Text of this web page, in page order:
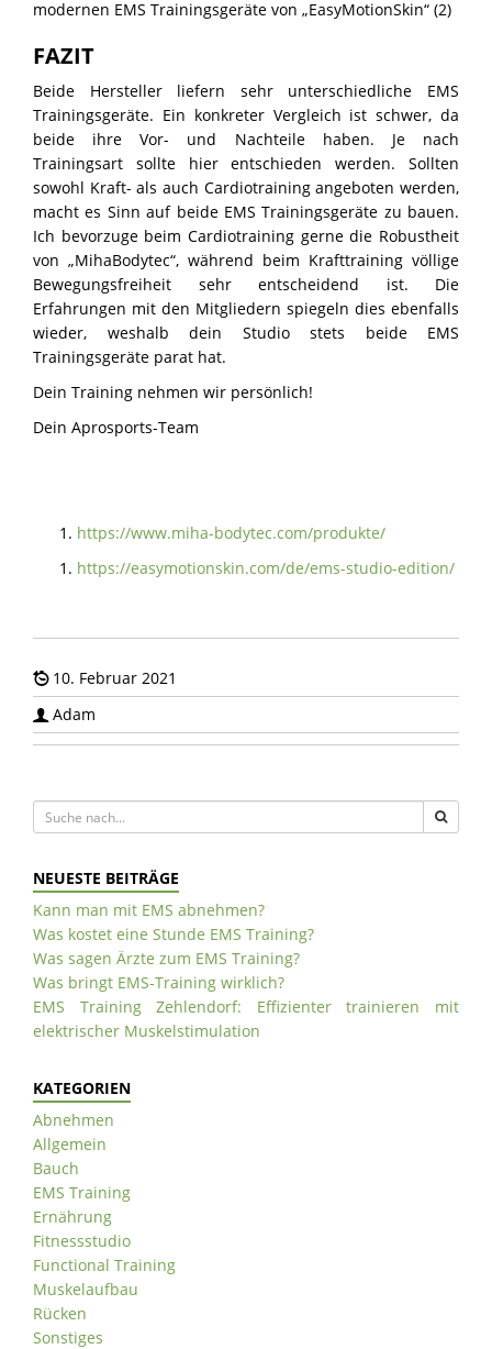
modernen EMS Trainingsgeräte von „EasyMotionSkin“ (2)
FAZIT
Beide Hersteller liefern sehr unterschiedliche EMS
Trainingsgeräte. Ein konkreter Vergleich ist schwer, da
beide ihre Vor- und Nachteile haben. Je nach
Trainingsart sollte hier entschieden werden. Sollten
sowohl Kraft- als auch Cardiotraining angeboten werden,
macht es Sinn auf beide EMS Trainingsgeräte zu bauen.
Ich bevorzuge beim Cardiotraining gerne die Robustheit
von „MihaBodytec“, während beim Krafttraining völlige
Bewegungsfreiheit sehr entscheidend ist. Die
Erfahrungen mit den Mitgliedern spiegeln dies ebenfalls
wieder, weshalb dein Studio stets beide EMS
Trainingsgeräte parat hat.
Dein Training nehmen wir persönlich!
Dein Aprosports-Team
https://www.miha-bodytec.com/produkte/
https://easymotionskin.com/de/ems-studio-edition/
10. Februar 2021
Adam
NEUESTE BEITRÄGE
Kann man mit EMS abnehmen?
Was kostet eine Stunde EMS Training?
Was sagen Ärzte zum EMS Training?
Was bringt EMS-Training wirklich?
EMS Training Zehlendorf: Effizienter trainieren mit
elektrischer Muskelstimulation
KATEGORIEN
Abnehmen
Allgemein
Bauch
EMS Training
Ernährung
Fitnessstudio
Functional Training
Muskelaufbau
Rücken
Sonstiges